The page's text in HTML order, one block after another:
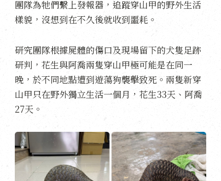
團隊為牠們繫上發報器，追蹤穿山甲的野外生活
樣貌，沒想到在不久後就收到噩耗。
研究團隊根據屍體的傷口及現場留下的犬隻足跡
研判，花生與阿喬兩隻穿山甲極可能是在同一
晚，於不同地點遭到遊蕩狗襲擊致死。兩隻新穿
山甲只在野外獨立生活一個月，花生33天、阿喬
27天。